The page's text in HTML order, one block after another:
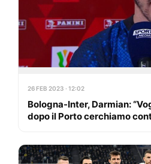
26 FEB 2023 · 12:02
Bologna-Inter, Darmian:
dopo il Porto cerchiamo